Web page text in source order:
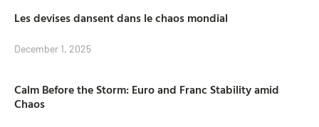
Les devises dansent dans le chaos mondial
December 1, 2025
Calm Before the Storm: Euro and Franc Stability amid
Chaos